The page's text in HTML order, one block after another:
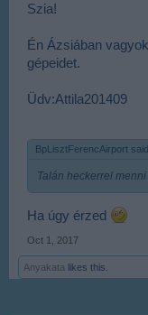
Szia!
Én Ázsiában
gépeidet.
Üdv:Attila201409
BpLisztFerencAirport
Talán heckerrel menni
Ha úgy érzed
Oct 1, 2017
Anyakata likes this.